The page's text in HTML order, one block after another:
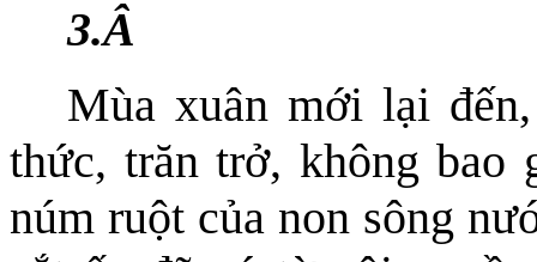
3.Â
Mùa xuân mới lại đến,
thức, trăn trở, không bao
núm ruột của non sông